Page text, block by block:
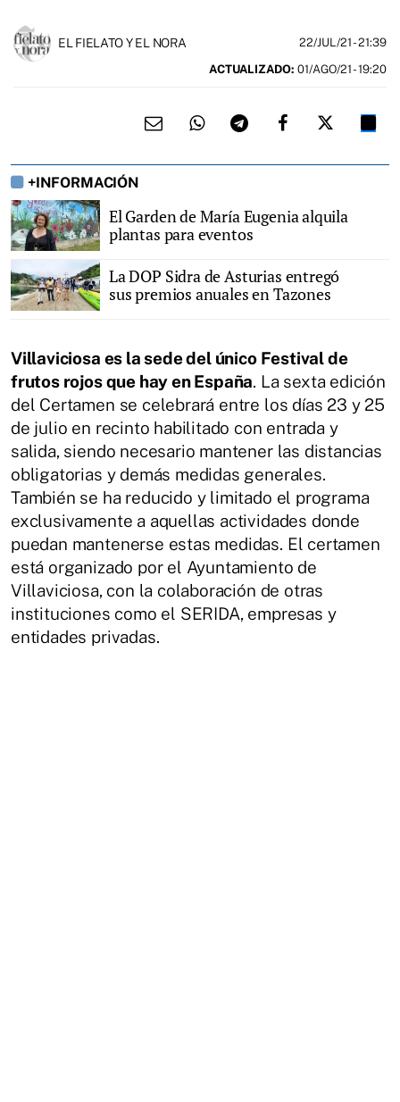
EL FIELATO Y EL NORA 22/JUL/21- 21:39
ACTUALIZADO: 01/AGO/21 - 19:20
+INFORMACIÓN
El Garden de María Eugenia alquila
plantas para eventos
La DOP Sidra de Asturias entregó
sus premios anuales en Tazones
Villaviciosa es la sede del único Festival de
frutos rojos que hay en España. La sexta edición
del Certamen se celebrará entre los días 23 y 25
de julio en recinto habilitado con entrada y
salida, siendo necesario mantener las distancias
obligatorias y demás medidas generales.
También se ha reducido y limitado el programa
exclusivamente a aquellas actividades donde
puedan mantenerse estas medidas. El certamen
está organizado por el Ayuntamiento de
Villaviciosa, con la colaboración de otras
instituciones como el SERIDA, empresas y
entidades privadas.